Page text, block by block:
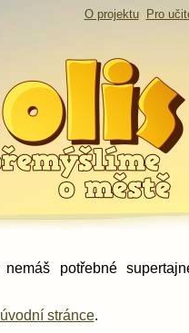
O projektu Pro
potřebné
úvodní stránce.